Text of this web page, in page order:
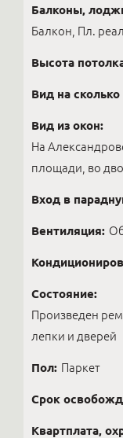
Балконы,
Балкон, Пл.
Высота
Вид на сколько
Вид из окон:
На
площади, во
Вход в
Вентиляция:
Состояние:
Произведен
лепки и дверей
Пол: Паркет
Срок
Квартплата,